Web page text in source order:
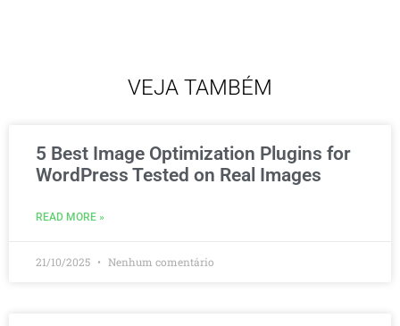
VEJA TAMBÉM
5 Best Image Optimization Plugins for
WordPress Tested on Real Images
READ MORE »
21/10/2025 Nenhum comentário